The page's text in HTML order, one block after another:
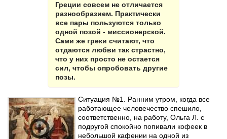
Греции совсем не отличается
разнообразием. Практически
все пары пользуются только
одной позой - миссионерской.
Сами же греки считают, что
отдаются любви так страстно,
что у них просто не остается
сил, чтобы опробовать другие
позы.
Ситуация №1. Ранним утром, когда все
работающее человечество спешило,
соответственно, на работу, Ольга Л. с
подругой спокойно попивали кофеек в
небольшой кафении на одной из